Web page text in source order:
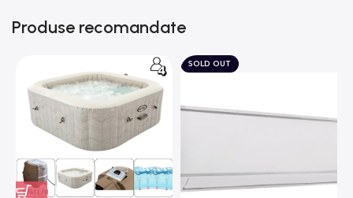
Produse recomandate
SOLD OUT